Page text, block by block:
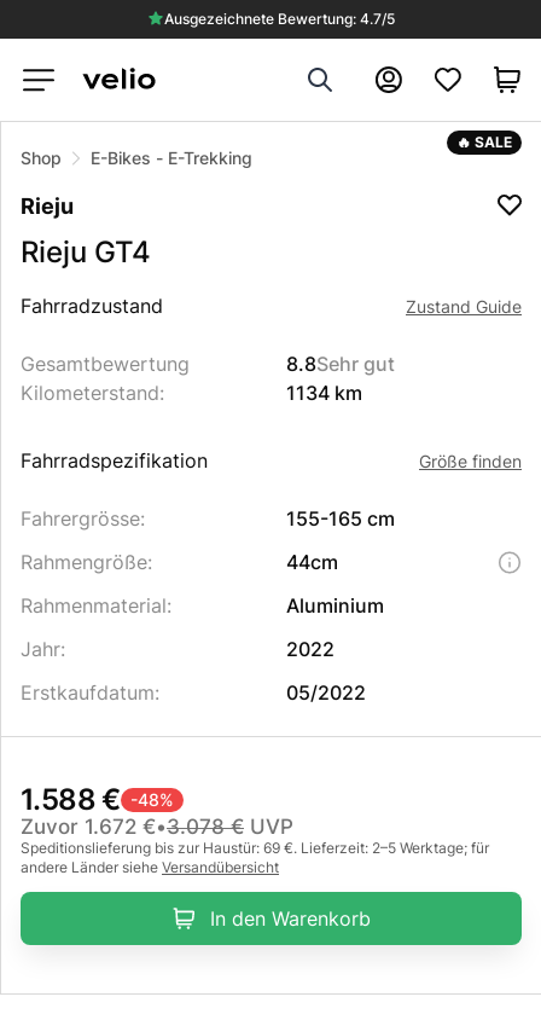
Ausgezeichnete Bewertung: 4.7/5
Search Konto
🔥 SALE
Shop E-Bikes - E-Trekking
Rieju
Rieju GT4
Beschreibung des Produkts
Fahrradzustand Zustand Guide
Gesamtbewertung 8.8Sehr gut
Kilometerstand: 1134 km
Fahrradspezifikation Größe finden
Fahrergrösse:
155-165 cm
Rahmengröße:
44cm
Rahmenmaterial:
Aluminium
Jahr:
2022
Erstkaufdatum: 05/2022
1.588 € -48%
Zuvor 1.672 €•3.078 € UVP
Speditionslieferung bis zur Haustür: 69 €. Lieferzeit: 2–5 Werktage; für
andere Länder siehe Versandübersicht
In den Warenkorb